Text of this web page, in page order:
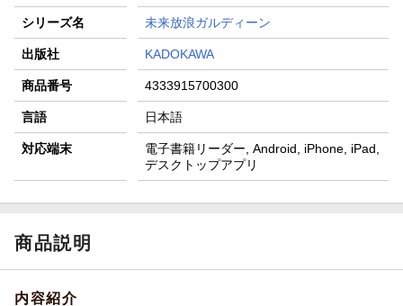
シリーズ名 未来放浪ガルディーン
出版社 KADOKAWA
商品番号 4333915700300
言語 日本語
対応端末
電子書籍リーダー, Android, iPhone, iPad,
デスクトップアプリ
商品説明
内容紹介